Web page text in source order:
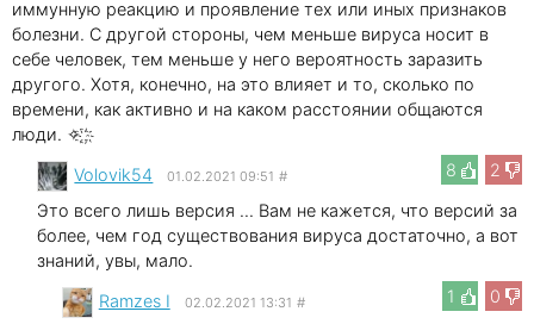
иммунную реакцию и проявление тех или иных признаков
болезни. С другой стороны, чем меньше вируса носит в
себе человек, тем меньше у него вероятность заразить
другого. Хотя, конечно, на это влияет и то, сколько по
времени, как активно и на каком расстоянии общаются
люди. ✧ ҈ ҉
8
2
Volovik54 01.02.2021 09:51 #
Это всего лишь версия ... Вам не кажется, что версий за
более, чем год существования вируса достаточно, а вот
знаний, увы, мало.
1
0
Ramzes I 02.02.2021 13:31 #